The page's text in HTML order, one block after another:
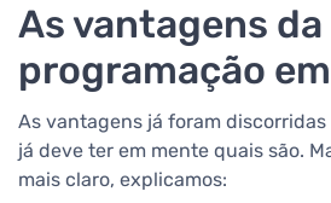
As vantagens da
programação
As vantagens já foram
já deve ter em mente quais são.
mais claro, explicamos: